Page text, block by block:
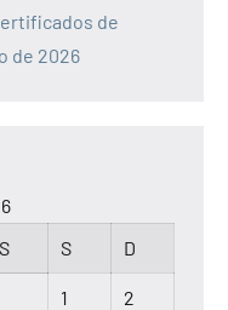
de
de 2026
S S D
1 2